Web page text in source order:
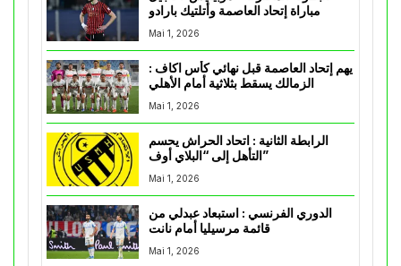
مباراة إتحاد العاصمة وأتلتيك بارادو
Mai 1, 2026
يهم إتحاد العاصمة قبل نهائي كأس اكاف :
Mai 1, 2026
الرابطة الثانية : اتحاد الحراش يحسم
التأهل إلى “البلاي أوف”
Mai 1, 2026
الدوري الفرنسي : استبعاد عبدلي من
قائمة مرسيليا أمام نانت
Mai 1, 2026